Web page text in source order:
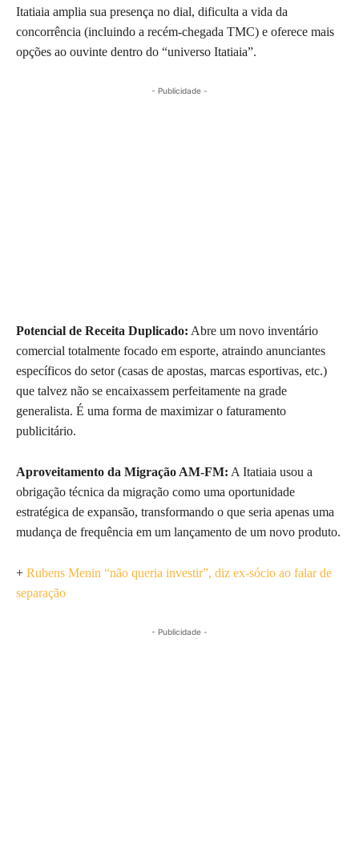
Itatiaia amplia sua presença no dial, dificulta a vida da
concorrência (incluindo a recém-chegada TMC) e oferece mais
opções ao ouvinte dentro do “universo Itatiaia”.
- Publicidade -
Potencial de Receita Duplicado: Abre um novo inventário
comercial totalmente focado em esporte, atraindo anunciantes
específicos do setor (casas de apostas, marcas esportivas, etc.)
que talvez não se encaixassem perfeitamente na grade
generalista. É uma forma de maximizar o faturamento
publicitário.
Aproveitamento da Migração AM-FM: A Itatiaia usou a
obrigação técnica da migração como uma oportunidade
estratégica de expansão, transformando o que seria apenas uma
mudança de frequência em um lançamento de um novo produto.
+ Rubens Menin “não queria investir”, diz ex-sócio ao falar de
separação
- Publicidade -